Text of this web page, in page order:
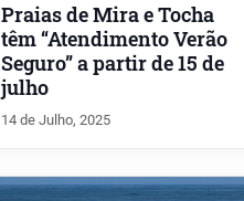
Praias de Mira e Tocha
têm “Atendimento Verão
Seguro” a partir de 15 de
julho
14 de Julho, 2025